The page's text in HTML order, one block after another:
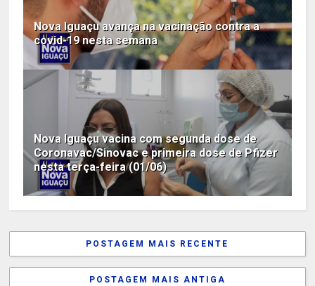
Nova Iguaçu avança na vacinação contra a
covid-19 nesta semana
Nova Iguaçu vacina com segunda dose de
Coronavac/Sinovac e primeira dose de Pfizer
nesta terça-feira (01/06)
POSTAGEM MAIS RECENTE
POSTAGEM MAIS ANTIGA